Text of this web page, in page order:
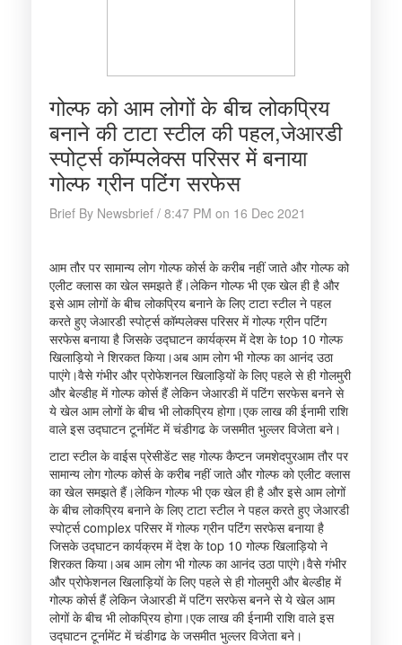
गोल्फ को आम लोगों के बीच लोकप्रिय
बनाने की टाटा स्टील की पहल,जेआरडी
स्पोर्ट्स कॉम्पलेक्स परिसर में बनाया
गोल्फ ग्रीन पटिंंग सरफेस
Brief By Newsbrief / 8:47 PM on 16 Dec 2021
आम तौर पर सामान्य लोग गोल्फ कोर्स के करीब नहीं जाते और गोल्फ को
एलीट क्लास का खेल समझते हैं।लेकिन गोल्फ भी एक खेल ही है और
इसे आम लोगों के बीच लोकप्रिय बनाने के लिए टाटा स्टील ने पहल
करते हुए जेआरडी स्पोर्ट्स कॉम्पलेक्स परिसर में गोल्फ ग्रीन पटिंंग
सरफेस बनाया है जिसके उद्घाटन कार्यक्रम में देश के top 10 गोल्फ
खिलाड़ियो ने शिरकत किया।अब आम लोग भी गोल्फ का आनंद उठा
पाएंगे।वैसे गंभीर और प्रोफेशनल खिलाड़ियों के लिए पहले से ही गोलमुरी
और बेल्डीह में गोल्फ कोर्स हैं लेकिन जेआरडी में पटिंग सरफेस बनने से
ये खेल आम लोगों के बीच भी लोकप्रिय होगा।एक लाख की ईनामी राशि
वाले इस उद्घाटन टूर्नामेंट में चंडीगढ के जसमीत भुल्लर विजेता बने।
टाटा स्टील के वाईस प्रेसीडेंट सह गोल्फ कैप्टन जमशेदपुरआम तौर पर
सामान्य लोग गोल्फ कोर्स के करीब नहीं जाते और गोल्फ को एलीट क्लास
का खेल समझते हैं।लेकिन गोल्फ भी एक खेल ही है और इसे आम लोगों
के बीच लोकप्रिय बनाने के लिए टाटा स्टील ने पहल करते हुए जेआरडी
स्पोर्ट्स complex परिसर में गोल्फ ग्रीन पटिंंग सरफेस बनाया है
जिसके उद्घाटन कार्यक्रम में देश के top 10 गोल्फ खिलाड़ियो ने
शिरकत किया।अब आम लोग भी गोल्फ का आनंद उठा पाएंगे।वैसे गंभीर
और प्रोफेशनल खिलाड़ियों के लिए पहले से ही गोलमुरी और बेल्डीह में
गोल्फ कोर्स हैं लेकिन जेआरडी में पटिंग सरफेस बनने से ये खेल आम
लोगों के बीच भी लोकप्रिय होगा।एक लाख की ईनामी राशि वाले इस
उद्घाटन टूर्नामेंट में चंडीगढ के जसमीत भुल्लर विजेता बने।